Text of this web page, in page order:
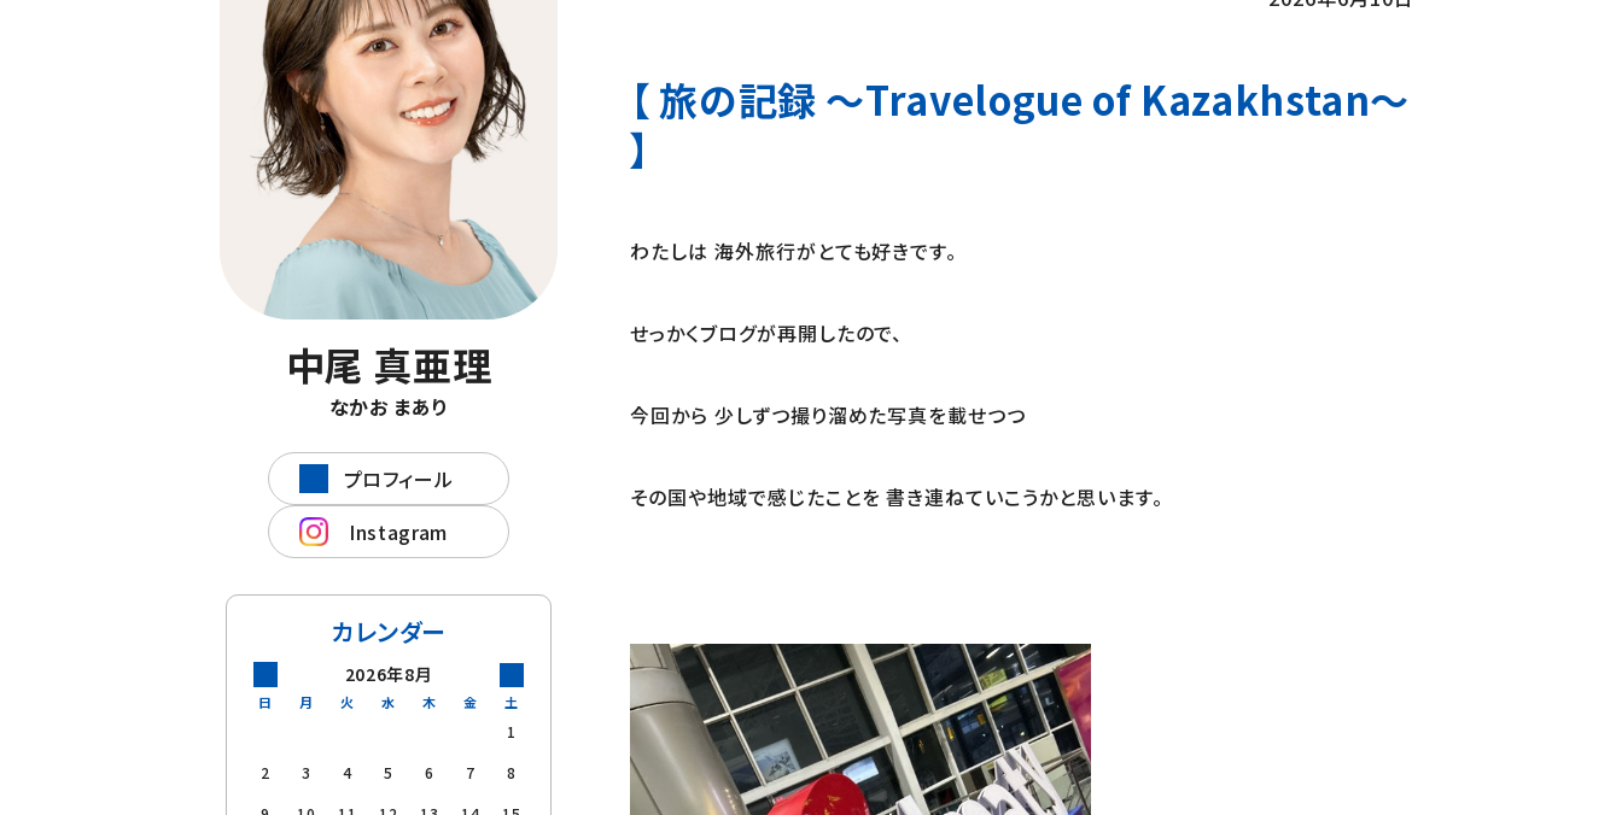
中尾 真亜理
なかお まあり
プロフィール
Instagram
カレンダー
2026年8月
日 月 火 水 木 金 土
1
2
3 4 5 6 7
8
【 旅の記録 ～Travelogue of Kazakhstan～
】
わたしは 海外旅行がとても好きです。
せっかくブログが再開したので、
今回から 少しずつ撮り溜めた写真を載せつつ
その国や地域で感じたことを 書き連ねていこうかと思います。